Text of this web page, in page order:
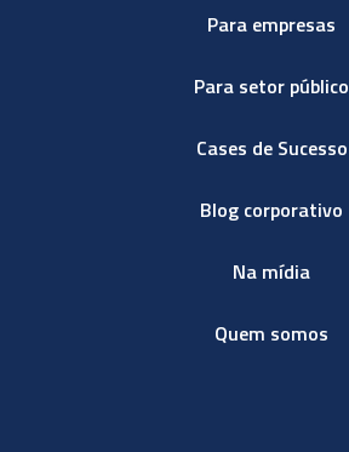
Para empresas
Para setor público
Cases de Sucesso
Blog corporativo
Na mídia
Quem somos